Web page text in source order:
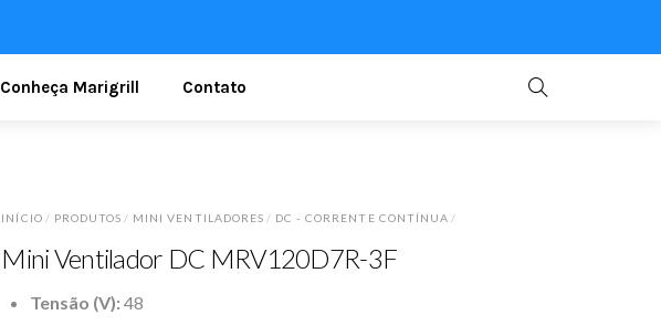
Conheça Marigrill Contato
INÍCIO/ PRODUTOS / MINI VENTILADORES/ DC - CORRENTE CONTÍNUA/
Mini Ventilador DC MRV120D7R-3F
Tensão (V): 48